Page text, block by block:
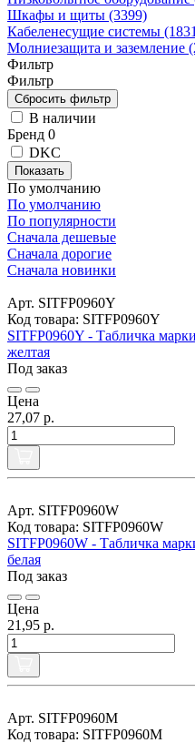
Шкафы и щиты (3399)
Кабеленесущие системы
Молниезащита и заземление
Фильтр
Фильтр
В наличии
Бренд 0
DKC
Показать
По умолчанию
По умолчанию
По популярности
Сначала дешевые
Сначала дорогие
Сначала новинки
Арт. SITFP0960Y
Код товара: SITFP0960Y
SITFP0960Y - Табличка
желтая
Под заказ
Цена
27,07 р.
Арт. SITFP0960W
Код товара: SITFP0960W
SITFP0960W - Табличка
белая
Под заказ
Цена
21,95 р.
Арт. SITFP0960M
Код товара: SITFP0960M